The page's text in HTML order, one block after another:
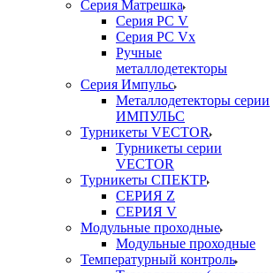
Серия Матрешка
Серия PC V
Серия PC Vx
Ручные
металлодетекторы
Серия Импульс
Металлодетекторы серии
ИМПУЛЬС
Турникеты VECTOR
Турникеты серии
VECTOR
Турникеты СПЕКТР
СЕРИЯ Z
СЕРИЯ V
Модульные проходные
Модульные проходные
Температурный контроль